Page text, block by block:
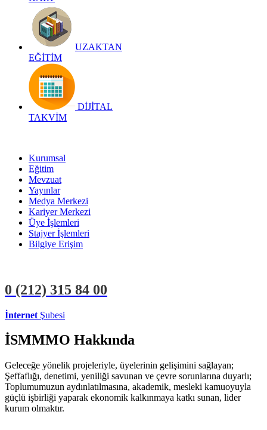
UZAKTAN
EĞİTİM
DİJİTAL
TAKVİM
Kurumsal
Eğitim
Mevzuat
Yayınlar
Medya Merkezi
Kariyer Merkezi
Üye İşlemleri
Stajyer İşlemleri
Bilgiye Erişim
0 (212) 315 84 00
İnternet Şubesi
İSMMMO Hakkında
Geleceğe yönelik projeleriyle, üyelerinin gelişimini sağlayan;
Şeffaflığı, denetimi, yeniliği savunan ve çevre sorunlarına duyarlı;
Toplumumuzun aydınlatılmasına, akademik, mesleki kamuoyuyla
güçlü işbirliği yaparak ekonomik kalkınmaya katkı sunan, lider
kurum olmaktır.